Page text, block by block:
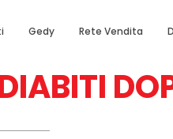
Gedy Rete Vendita